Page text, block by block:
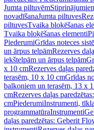
Jumta piltuvēm
novadīšanaJumta piltuves
piltuvesTvaika bloķēšanas
Tvaika bloķēšanas elementi
PiederumiGrīdas noteces
un ārpus telpāmRezerves
iekštelpām un ārpus telpām
x 10 cmRezerves daļas
terasēm, 10 x 10 cmGrīdas
balkoniem un terasēm, 13 x
cmRezerves daļas
cmPiederumiInstrumenti,
programmatūraInstrumenti
daļas paredzētas: Geberit